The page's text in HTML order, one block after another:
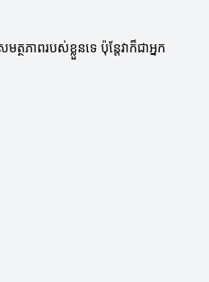
ភាពរបស់ខ្លួនទេ ប៉ុន្តែវាក៏ជាអ្នក